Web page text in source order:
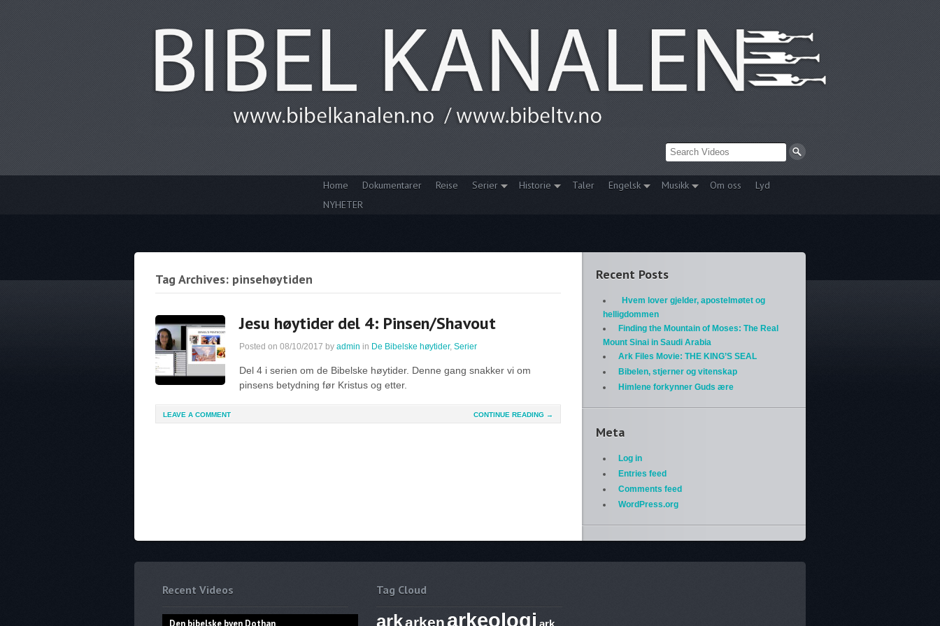
Home Dokumentarer Reise Serier Historie Taler Engelsk Musikk Om oss
Lyd
NYHETER
Tag Archives: pinsehøytiden
Jesu høytider del 4: Pinsen/Shavout
Posted on 08/10/2017 by admin in De Bibelske høytider, Serier
Del 4 i serien om de Bibelske høytider. Denne gang snakker vi om
pinsens betydning før Kristus og etter.
LEAVE A COMMENT CONTINUE READING →
Recent Posts
Hvem lover gjelder, apostelmøtet og
helligdommen
Finding the Mountain of Moses: The Real
Mount Sinai in Saudi Arabia
Ark Files Movie: THE KING’S SEAL
Bibelen, stjerner og vitenskap
Himlene forkynner Guds ære
Meta
Log in
Entries feed
Comments feed
WordPress.org
Recent Videos Tag Cloud
arkarken arkeologi